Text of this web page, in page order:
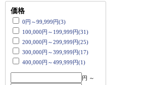
価格
0円～99,999円(3)
100,000円～199,999円(31)
200,000円～299,999円(25)
300,000円～399,999円(17)
400,000円～499,999円(1)
円 ～